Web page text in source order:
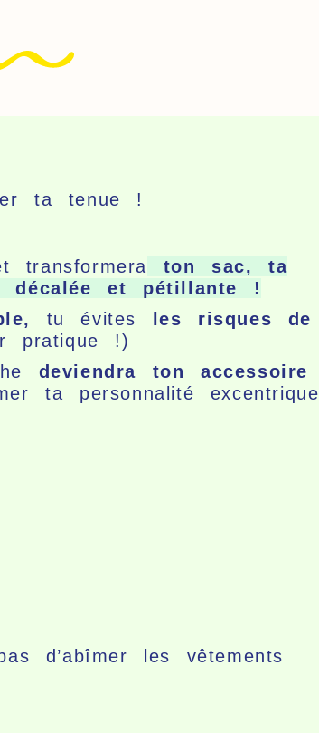
ta tenue !
transformera ton sac, ta
et pétillante !
tu évites
les risques de
pratique !)
deviendra ton accessoire
ta personnalité excentrique
d’abîmer les vêtements